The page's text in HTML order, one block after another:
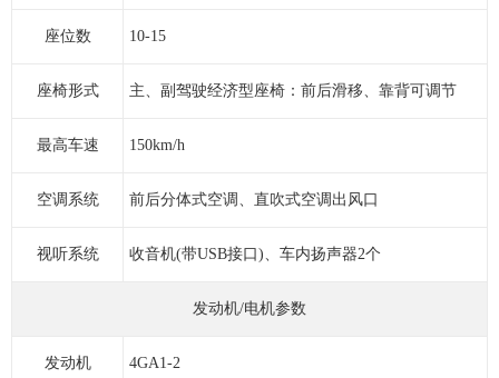
座位数 10-15
座椅形式 主、副驾驶经济型座椅：前后滑移、靠背可调节
最高车速 150km/h
空调系统 前后分体式空调、直吹式空调出风口
视听系统 收音机(带USB接口)、车内扬声器2个
发动机/电机参数
发动机 4GA1-2